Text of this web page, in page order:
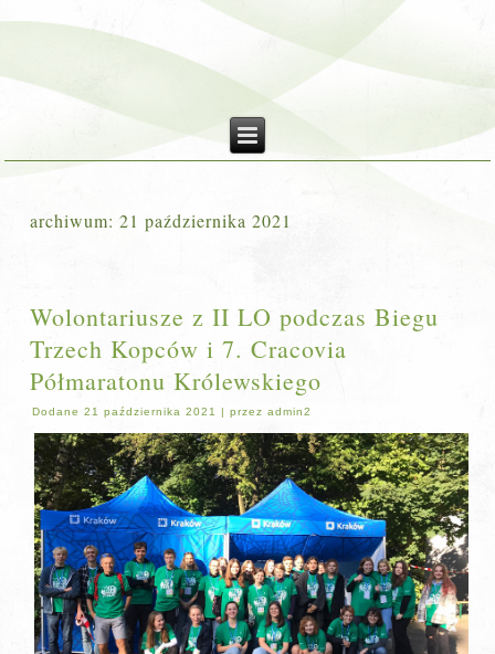
archiwum:21 października 2021
Wolontariusze z II LO podczas Biegu
Trzech Kopców i 7. Cracovia
Półmaratonu Królewskiego
Dodane 21 października 2021 |przez admin2